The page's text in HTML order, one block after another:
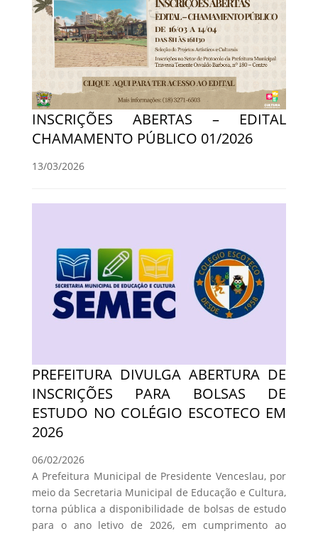
INSCRIÇÕES ABERTAS – EDITAL
CHAMAMENTO PÚBLICO 01/2026
13/03/2026
PREFEITURA DIVULGA ABERTURA DE
INSCRIÇÕES PARA BOLSAS DE
ESTUDO NO COLÉGIO ESCOTECO EM
2026
06/02/2026
A Prefeitura Municipal de Presidente Venceslau, por
meio da Secretaria Municipal de Educação e Cultura,
torna pública a disponibilidade de bolsas de estudo
para o ano letivo de 2026, em cumprimento ao